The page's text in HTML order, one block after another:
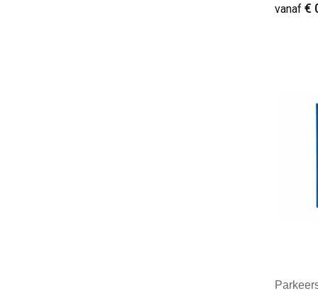
vanaf €